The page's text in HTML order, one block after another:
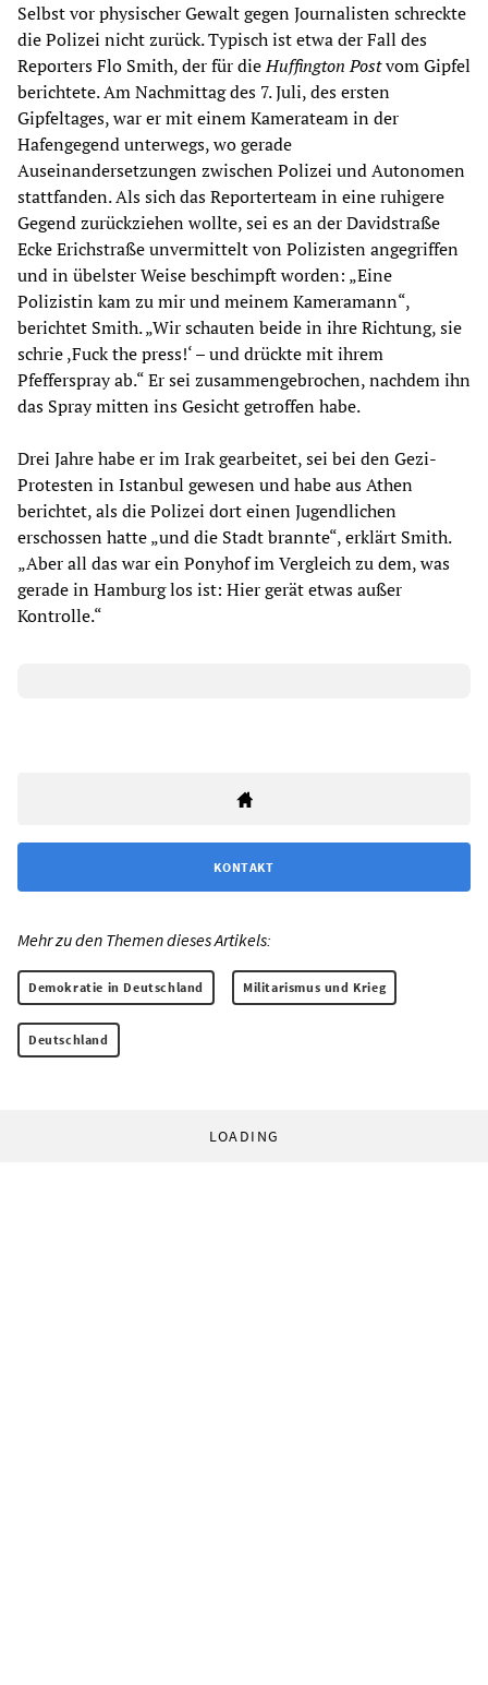
Selbst vor physischer Gewalt gegen Journalisten schreckte
die Polizei nicht zurück. Typisch ist etwa der Fall des
Reporters Flo Smith, der für dieHuffington Postvom Gipfel
berichtete. Am Nachmittag des 7. Juli, des ersten
Gipfeltages, war er mit einem Kamerateam in der
Hafengegend unterwegs, wo gerade
Auseinandersetzungen zwischen Polizei und Autonomen
stattfanden. Als sich das Reporterteam in eine ruhigere
Gegend zurückziehen wollte, sei es an der Davidstraße
Ecke Erichstraße unvermittelt von Polizisten angegriffen
und in übelster Weise beschimpft worden: „Eine
Polizistin kam zu mir und meinem Kameramann“,
berichtet Smith. „Wir schauten beide in ihre Richtung, sie
schrie ,Fuck the press!‘ – und drückte mit ihrem
Pfefferspray ab.“ Er sei zusammengebrochen, nachdem ihn
das Spray mitten ins Gesicht getroffen habe.
Drei Jahre habe er im Irak gearbeitet, sei bei den Gezi-
Protesten in Istanbul gewesen und habe aus Athen
berichtet, als die Polizei dort einen Jugendlichen
erschossen hatte „und die Stadt brannte“, erklärt Smith.
„Aber all das war ein Ponyhof im Vergleich zu dem, was
gerade in Hamburg los ist: Hier gerät etwas außer
Kontrolle.“
KONTAKT
Mehr zu den Themen dieses Artikels:
Demokratie in Deutschland Militarismus und Krieg
Deutschland
LOADING